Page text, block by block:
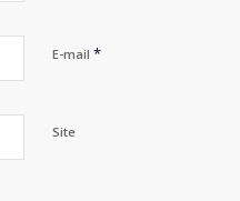
E-mail *
Site